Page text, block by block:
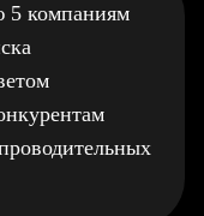
5 компаниям